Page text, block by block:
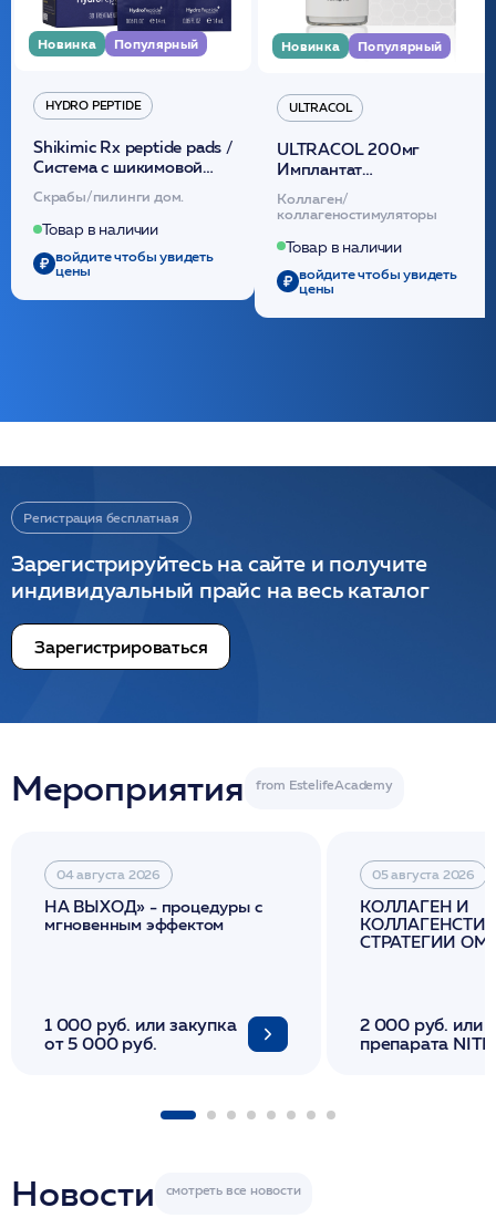
Новинка Популярный
HYDRO PEPTIDE
Shikimic Rx peptide pads /
Cистема с шикимовой
кислотой обновляющая
(30шт) /HP
Скрабы/пилинги дом.
Товар в наличии
войдите чтобы увидеть
цены
Новинка Популярный
ULTRACOL
ULTRACOL 200мг
Имплантат
внутридермальный,
стерильный на основе
полидиоксанона
/ULTRACOL
Коллаген/
коллагеностимуляторы
Товар в наличии
войдите чтобы увидеть
цены
Регистрация бесплатная
Зарегистрируйтесь на сайте и получите
индивидуальный прайс на весь каталог
Зарегистрироваться
Мероприятия
04 августа 2026
НА ВЫХОД» - процедуры с
мгновенным эффектом
1 000 руб. или закупка
от 5 000 руб.
05 августа 2026
КОЛЛАГЕН И
СТРАТЕГИИ
2 000 руб. или
препарата
Новости